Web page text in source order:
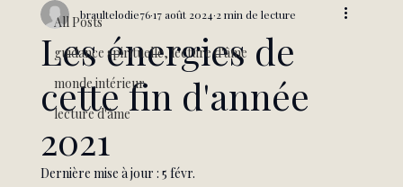
All Posts
guidance spirituelle, lecture d'âme
monde intérieur
lecture d'âme
Les énergies de
cette fin d'année
2021
braultelodie76 17 août 2024 2 min de lecture
Dernière mise à jour : 5 févr.